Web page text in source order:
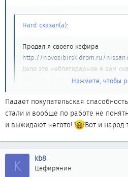
Hard сказал(а):
Продал я своего кефира
http://novosibirsk.drom.ru/nissan/
дело это неблагодарное я вам
звонков. Забрал в итоге друг с
Нажмите, чтобы
Н-да, как-то грустно становится,
населения падает? Или просто
пересаживается?
Нажмите, чтобы
Падает покупательская
стали и вообще по работе не
и выжидают чегото!
Вот и народ
K kb8
Цефирянин